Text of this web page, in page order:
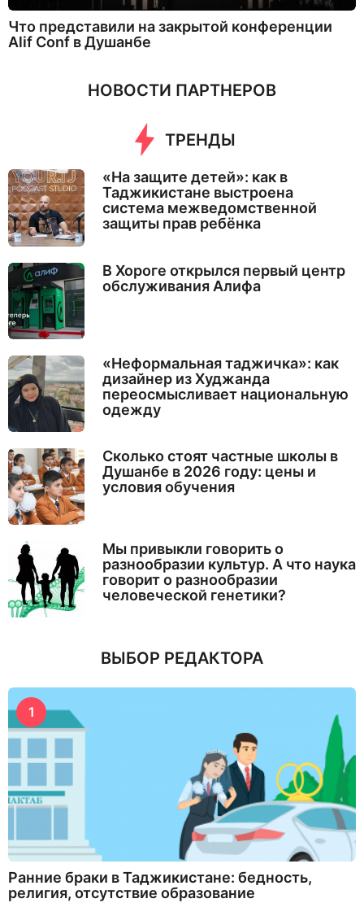
Что представили на закрытой конференции
Alif Conf в Душанбе
НОВОСТИ ПАРТНЕРОВ
ТРЕНДЫ
«На защите детей»: как в
Таджикистане выстроена
система межведомственной
защиты прав ребёнка
В Хороге открылся первый центр
обслуживания Алифа
«Неформальная таджичка»: как
дизайнер из Худжанда
переосмысливает национальную
одежду
Сколько стоят частные школы в
Душанбе в 2026 году: цены и
условия обучения
Мы привыкли говорить о
разнообразии культур. А что наука
говорит о разнообразии
человеческой генетики?
ВЫБОР РЕДАКТОРА
1
Ранние браки в Таджикистане: бедность,
религия, отсутствие образование